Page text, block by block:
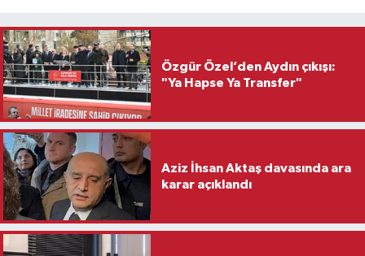
Özgür Özel’den Aydın çıkışı:
"Ya Hapse Ya Transfer"
Aziz İhsan Aktaş davasında ara
karar açıklandı